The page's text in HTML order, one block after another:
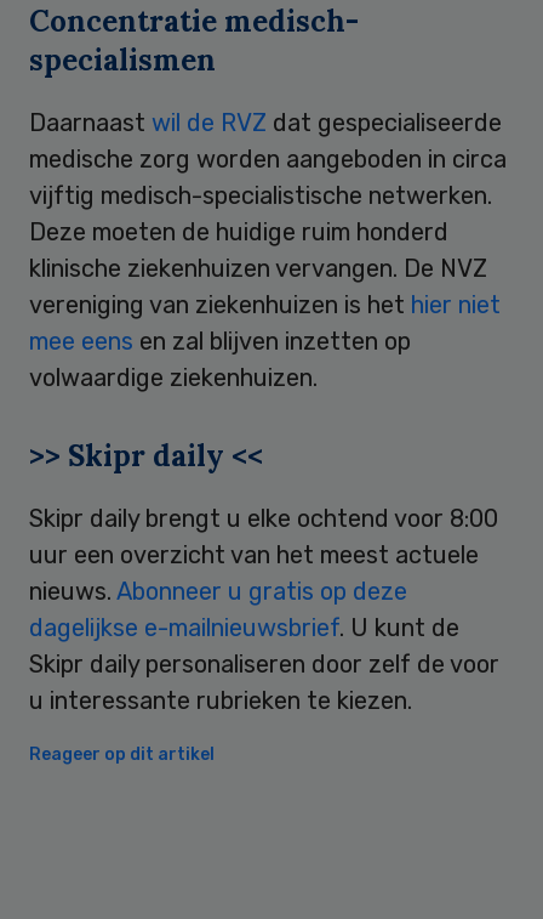
Concentratie medisch-
specialismen
Daarnaast wil de RVZ dat gespecialiseerde
medische zorg worden aangeboden in circa
vijftig medisch-specialistische netwerken.
Deze moeten de huidige ruim honderd
klinische ziekenhuizen vervangen. De NVZ
vereniging van ziekenhuizen is het hier niet
mee eens en zal blijven inzetten op
volwaardige ziekenhuizen.
>> Skipr daily <<
Skipr daily brengt u elke ochtend voor 8:00
uur een overzicht van het meest actuele
nieuws. Abonneer u gratis op deze
dagelijkse e-mailnieuwsbrief. U kunt de
Skipr daily personaliseren door zelf de voor
u interessante rubrieken te kiezen.
Reageer op dit artikel